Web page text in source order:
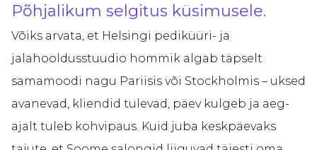
Põhjalikum selgitus küsimusele.
Võiks arvata, et Helsingi pediküüri- ja
jalahooldusstuudio hommik algab täpselt
samamoodi nagu Pariisis või Stockholmis – uksed
avanevad, kliendid tulevad, päev kulgeb ja aeg-
ajalt tuleb kohvipaus. Kuid juba keskpäevaks